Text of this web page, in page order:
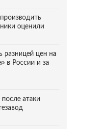
оценили
разницей цен на
в России и за
атаки